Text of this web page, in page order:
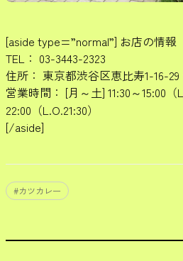
[aside type=”normal”] お店の情報
TEL： 03-3443-2323
住所： 東京都渋谷区恵比寿1-16-
営業時間： [月～土] 11:30～15:00（
22:00（L.O.21:30）
[/aside]
#カツカレー